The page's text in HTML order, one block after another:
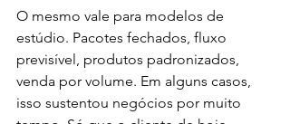
O mesmo vale para modelos de
estúdio. Pacotes fechados, fluxo
previsível, produtos padronizados,
venda por volume. Em alguns casos,
isso sustentou negócios por muito